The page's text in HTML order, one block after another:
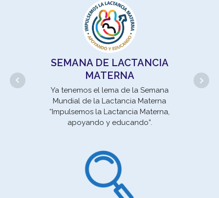
SEMANA DE LACTANCIA
MATERNA
Ya tenemos el lema de la Semana
Mundial de la Lactancia Materna
“Impulsemos la Lactancia Materna,
apoyando y educando”.